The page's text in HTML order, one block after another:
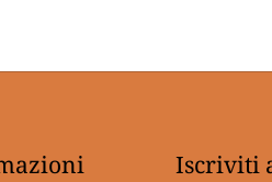
Iscriviti